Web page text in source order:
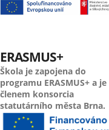
ERASMUS+
Škola je zapojena do
programu ERASMUS+ a je
členem konsorcia
statutárního města Brna.